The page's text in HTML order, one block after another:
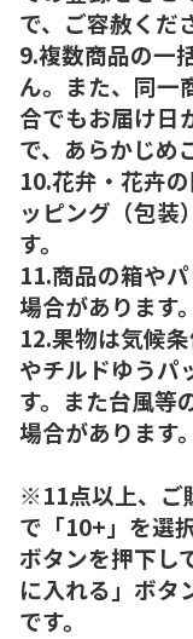
で、ご容赦くだ
9.複数商品の一
ん。また、同一
合でもお届け日
で、あらかじめ
10.花弁・花卉
ッピング（包装
す。
11.商品の箱や
場合があります。
12.果物は気候
やチルドゆうパ
す。また台風等
場合があります。
※11点以上、ご
で「10+」を選
ボタンを押下し
に入れる」ボタ
です。